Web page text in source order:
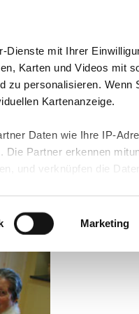
Dienste mit Ihrer
Karten und Videos mit
zu personalisieren. Wenn
Kartenanzeige.
Daten wie Ihre IP-
Partner erkennen
und verknüpfen die Daten
in unsererCookie-
sind, müssen Sie
über Ihre Einwilligung für
widerrufen. Bitte
Marketing
Jobs & Karriere